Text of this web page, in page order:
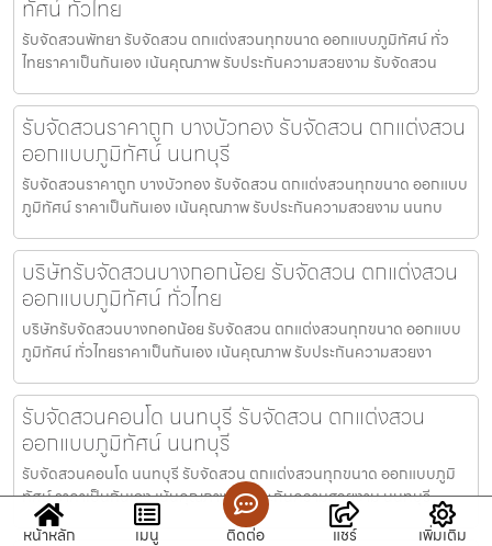
ทัศน์ ทั่วไทย
รับจัดสวนพัทยา รับจัดสวน ตกแต่งสวนทุกขนาด ออกแบบภูมิทัศน์ ทั่ว
ไทยราคาเป็นกันเอง เน้นคุณภาพ รับประกันความสวยงาม รับจัดสวน
รับจัดสวนราคาถูก บางบัวทอง รับจัดสวน ตกแต่งสวน
ออกแบบภูมิทัศน์ นนทบุรี
รับจัดสวนราคาถูก บางบัวทอง รับจัดสวน ตกแต่งสวนทุกขนาด ออกแบบ
ภูมิทัศน์ ราคาเป็นกันเอง เน้นคุณภาพ รับประกันความสวยงาม นนทบ
บริษัทรับจัดสวนบางกอกน้อย รับจัดสวน ตกแต่งสวน
ออกแบบภูมิทัศน์ ทั่วไทย
บริษัทรับจัดสวนบางกอกน้อย รับจัดสวน ตกแต่งสวนทุกขนาด ออกแบบ
ภูมิทัศน์ ทั่วไทยราคาเป็นกันเอง เน้นคุณภาพ รับประกันความสวยงา
รับจัดสวนคอนโด นนทบุรี รับจัดสวน ตกแต่งสวน
ออกแบบภูมิทัศน์ นนทบุรี
รับจัดสวนคอนโด นนทบุรี รับจัดสวน ตกแต่งสวนทุกขนาด ออกแบบภูมิ
ทัศน์ ราคาเป็นกันเอง เน้นคุณภาพ รับประกันความสวยงาม นนทบุรี
หน้าหลัก เมนู ติดต่อ แชร์ เพิ่มเติม